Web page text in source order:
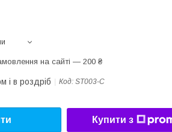
на сайті — 200 ₴
і в роздріб Код: ST003-C
Купити з